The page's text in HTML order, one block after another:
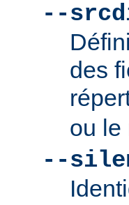
--
des
ou le
--